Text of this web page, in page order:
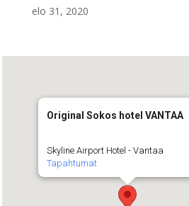
elo 31, 2020
Original Sokos hotel VANTAA
Skyline Airport Hotel - Vantaa
Tapahtumat